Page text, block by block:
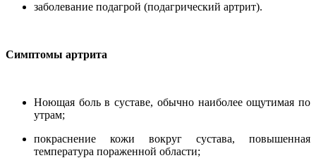
заболевание подагрой (подагрический артрит).
Симптомы артрита
Ноющая боль в суставе, обычно наиболее ощутимая по
утрам;
покраснение кожи вокруг сустава, повышенная
температура пораженной области;